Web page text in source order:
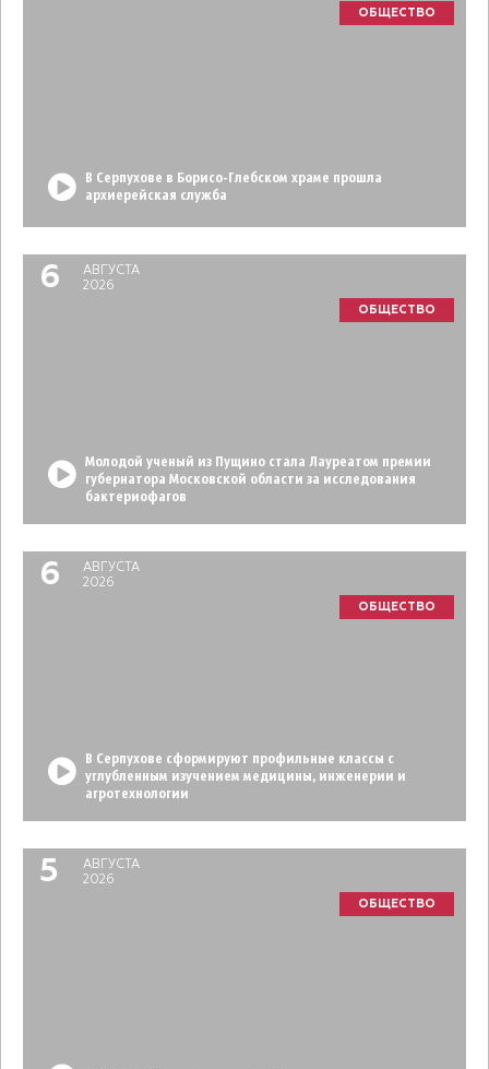
ОБЩЕСТВО
В Серпухове в Борисо-Глебском храме прошла
архиерейская служба
6
АВГУСТА
2026
ОБЩЕСТВО
Молодой ученый из Пущино стала Лауреатом премии
губернатора Московской области за исследования
бактериофагов
6
АВГУСТА
2026
ОБЩЕСТВО
В Серпухове сформируют профильные классы с
углубленным изучением медицины, инженерии и
агротехнологии
5
АВГУСТА
2026
ОБЩЕСТВО